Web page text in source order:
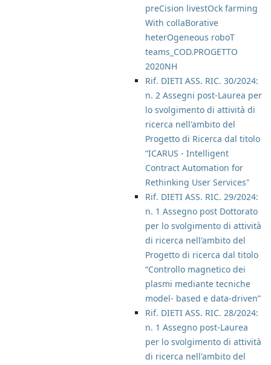
preCision livestOck farming
With collaBorative
heterOgeneous roboT
teams_COD.PROGETTO
2020NH
Rif. DIETI ASS. RIC. 30/2024:
n. 2 Assegni post-Laurea per
lo svolgimento di attività di
ricerca nell'ambito del
Progetto di Ricerca dal titolo
“ICARUS - Intelligent
Contract Automation for
Rethinking User Services"
Rif. DIETI ASS. RIC. 29/2024:
n. 1 Assegno post Dottorato
per lo svolgimento di attività
di ricerca nell'ambito del
Progetto di ricerca dal titolo
“Controllo magnetico dei
plasmi mediante tecniche
model- based e data-driven”
Rif. DIETI ASS. RIC. 28/2024:
n. 1 Assegno post-Laurea
per lo svolgimento di attività
di ricerca nell'ambito del